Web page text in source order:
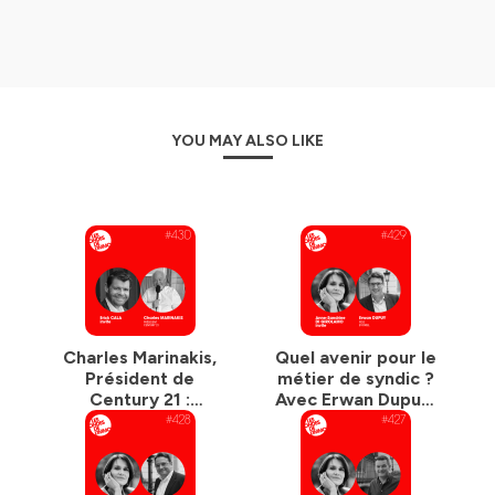
YOU MAY ALSO LIKE
Charles Marinakis,
Président de
Century 21 :
“Certains prismes
ont changé”
Quel avenir pour le
métier de syndic ?
Avec Erwan Dupuy,
PDG de Evoriel